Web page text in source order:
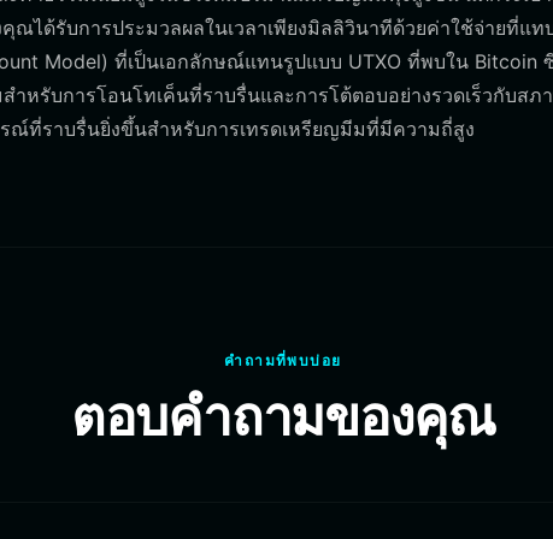
ณได้รับการประมวลผลในเวลาเพียงมิลลิวินาทีด้วยค่าใช้จ่ายที่แท
Model) ที่เป็นเอกลักษณ์แทนรูปแบบ UTXO ที่พบใน Bitcoin
ำหรับการโอนโทเค็นที่ราบรื่นและการโต้ตอบอย่างรวดเร็วกับสภ
ณ์ที่ราบรื่นยิ่งขึ้นสำหรับการเทรดเหรียญมีมที่มีความถี่สูง
คำถามที่พบบ่อย
ตอบคำถามของคุณ